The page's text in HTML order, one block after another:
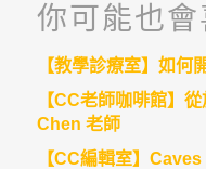
你可能也會
【教學診療室】如何
【CC老師咖啡館】
Chen 老師
【CC編輯室】